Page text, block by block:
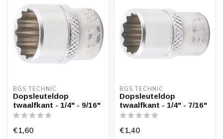
BGS TECHNIC
Dopsleuteldop
twaalfkant - 1/4" - 9/16"
€1,60
BGS TECHNIC
Dopsleuteldop
twaalfkant - 1/4" - 7/16"
€1,40